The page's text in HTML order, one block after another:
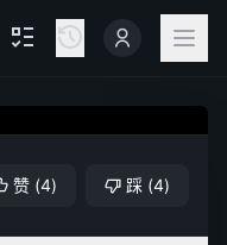
赞 (4) 踩 (4)